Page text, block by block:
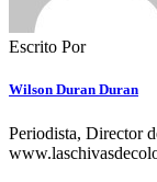
Escrito Por
Wilson Duran Duran
Periodista, Director